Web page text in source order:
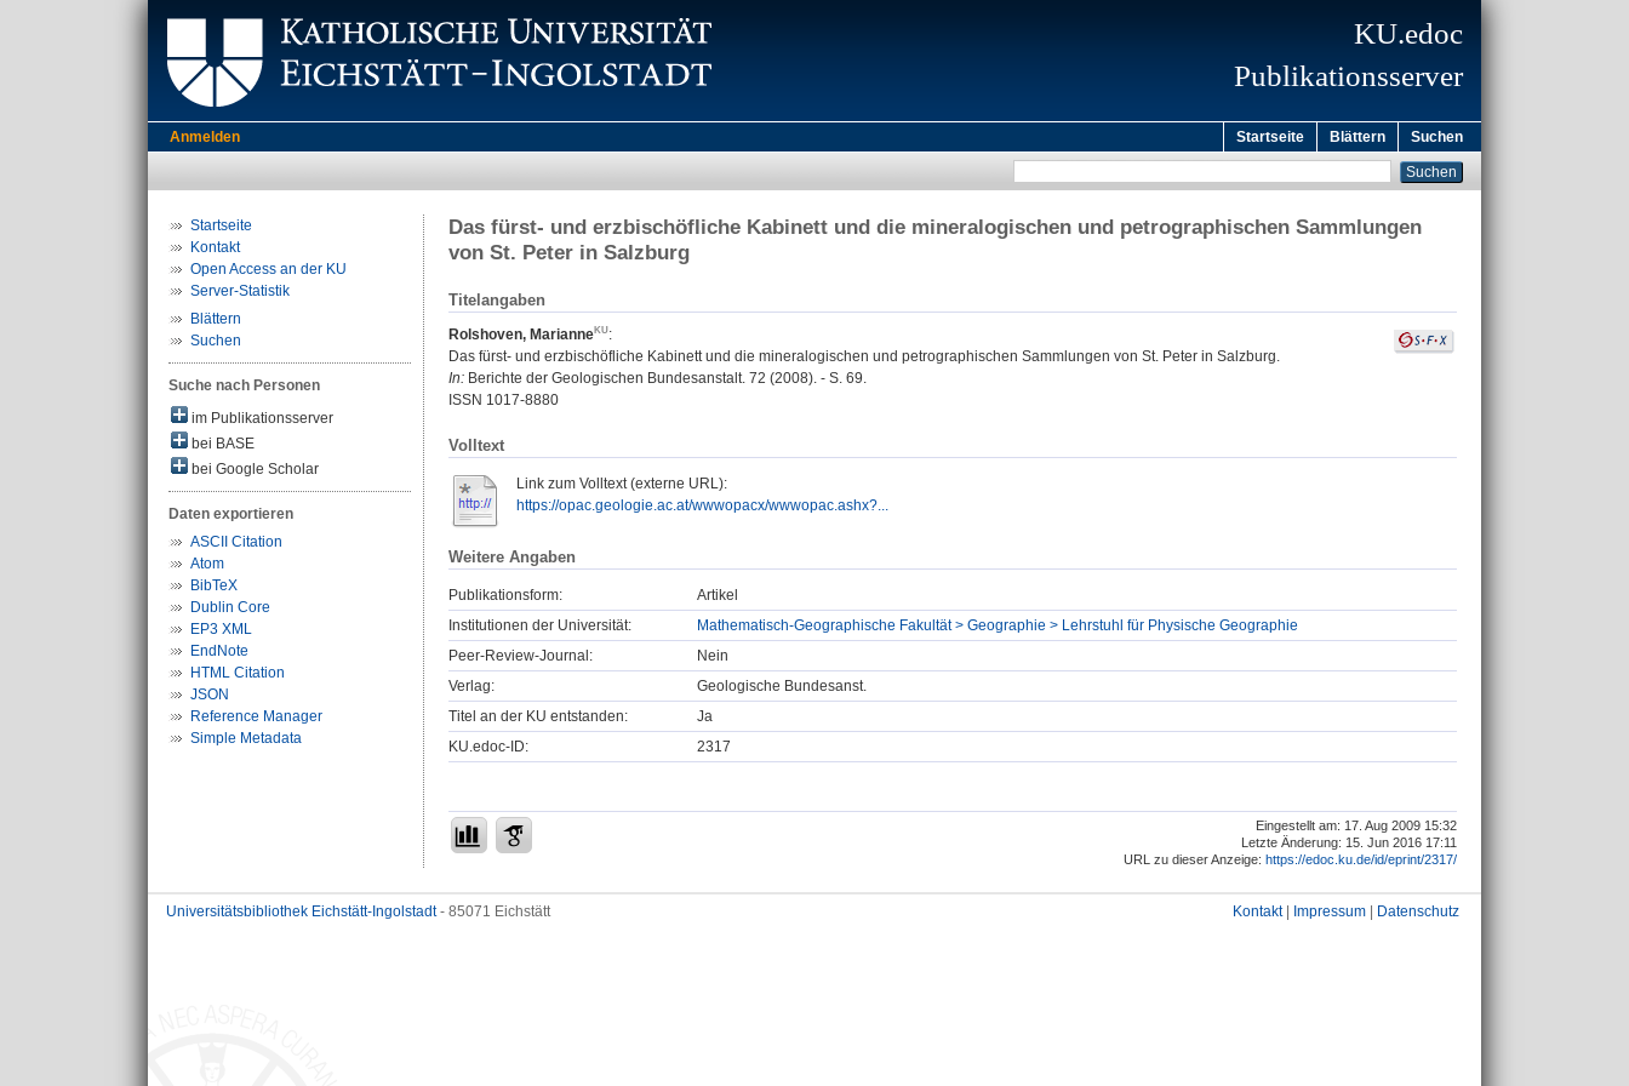
KU.edoc
Publikationsserver
Anmelden Startseite Blättern Suchen
Startseite
Kontakt
Open Access an der KU
Server-Statistik
Blättern
Suchen
Suche nach Personen
im Publikationsserver
bei BASE
bei Google Scholar
Daten exportieren
ASCII Citation
Atom
BibTeX
Dublin Core
EP3 XML
EndNote
HTML Citation
JSON
Reference Manager
Simple Metadata
Das fürst- und erzbischöfliche Kabinett und die mineralogischen und petrographischen Sammlungen
von St. Peter in Salzburg
Titelangaben
Rolshoven, Marianne
:
Das fürst- und erzbischöfliche Kabinett und die mineralogischen und petrographischen Sammlungen von St. Peter in Salzburg.
In: Berichte der Geologischen Bundesanstalt. 72 (2008). - S. 69.
ISSN 1017-8880
Volltext
Link zum Volltext (externe URL):
https://opac.geologie.ac.at/wwwopacx/wwwopac.ashx?...
Weitere Angaben
Publikationsform:
Artikel
Institutionen der Universität:
Mathematisch-Geographische Fakultät > Geographie > Lehrstuhl für Physische Geographie
Peer-Review-Journal:
Nein
Verlag:
Geologische Bundesanst.
Titel an der KU entstanden:
Ja
KU.edoc-ID:
2317
Eingestellt am: 17. Aug 2009 15:32
Letzte Änderung: 15. Jun 2016 17:11
URL zu dieser Anzeige: https://edoc.ku.de/id/eprint/2317/
Universitätsbibliothek Eichstätt-Ingolstadt- 85071 Eichstätt Kontakt| Impressum Datenschutz